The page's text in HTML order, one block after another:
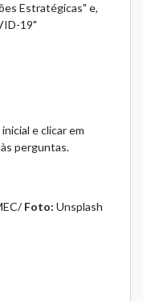
Estratégicas" e,
19"
e clicar em
perguntas.
Foto: Unsplash